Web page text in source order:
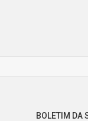
BOLETIM DA